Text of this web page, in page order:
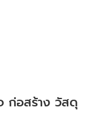
ก่อสร้าง วัสดุ